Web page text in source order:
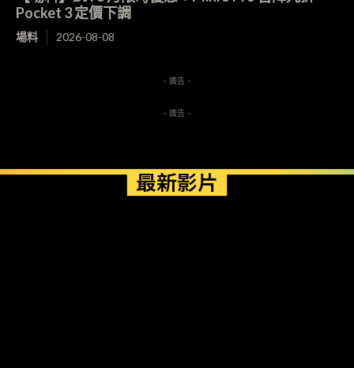
Pocket 3 定價下調
場料 2026-08-08
- 廣告 -
- 廣告 -
最新影片